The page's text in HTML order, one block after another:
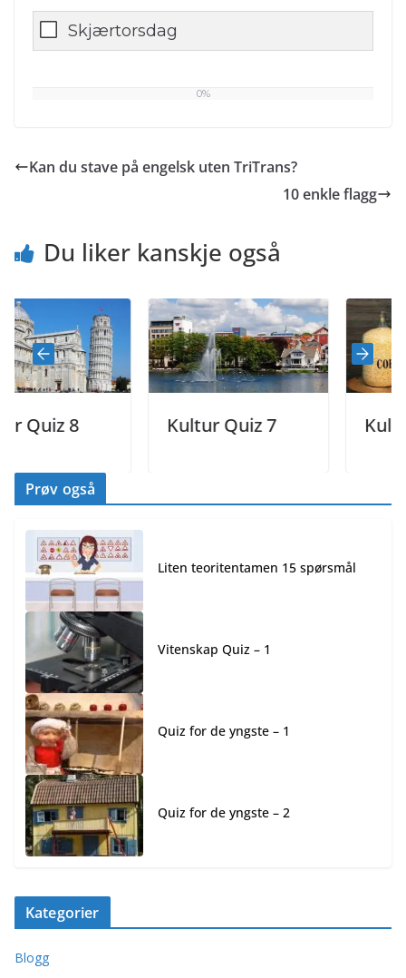
Skjærtorsdag
0%
Kan du stave på engelsk uten TriTrans?
10 enkle flagg
Du liker kanskje også
8 Kultur Quiz 7 Kultur
Prøv også
Liten teoritentamen 15 spørsmål
Vitenskap Quiz – 1
Quiz for de yngste – 1
Quiz for de yngste – 2
Kategorier
Blogg